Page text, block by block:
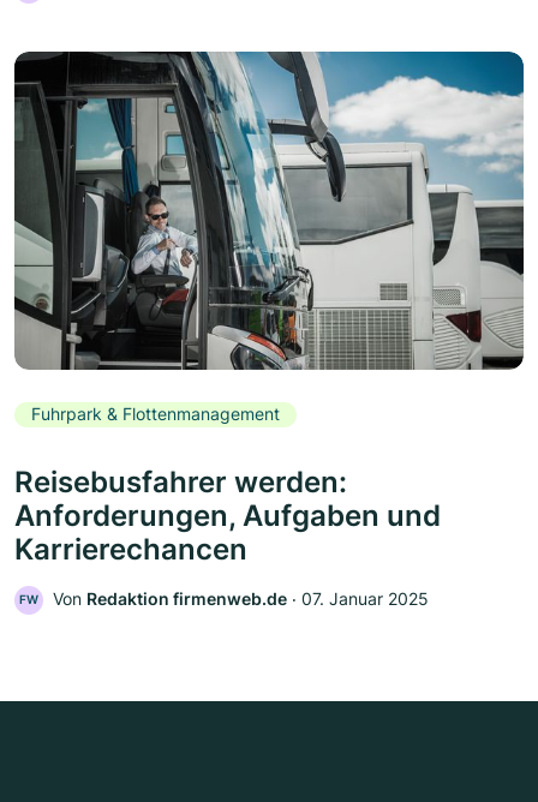
Fuhrpark & Flottenmanagement
Reisebusfahrer werden:
Anforderungen, Aufgaben und
Karrierechancen
FW Von Redaktion firmenweb.de ‧ 07. Januar 2025